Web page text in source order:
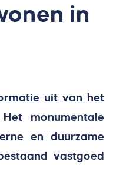
in
uit van het
monumentale
en duurzame
vastgoed